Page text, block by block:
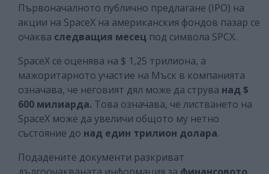
Първоначалното публично предлагане (IPO) на
акции на SpaceX на американския фондов пазар се
очаква следващия месец под символа SPCX.
SpaceX се оценява на $ 1,25 трилиона, а
мажоритарното участие на Мъск в компанията
означава, че неговият дял може да струва над $
600 милиарда. Това означава, че листването на
SpaceX може да увеличи общото му нетно
състояние до над един трилион долара.
Подадените документи разкриват
дългоочакваната информация за финансовото